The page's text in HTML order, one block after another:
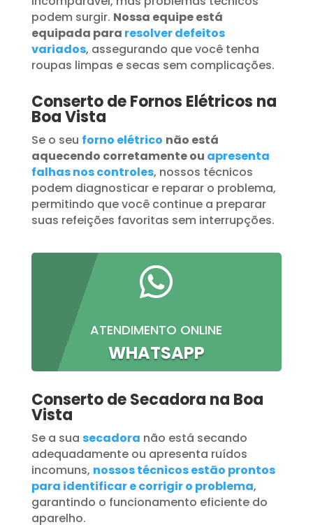
podem surgir. Nossa equipe está
equipada para resolver defeitos
variados, assegurando que você tenha
roupas limpas e secas sem complicações.
Conserto de Fornos Elétricos na
Boa Vista
Se o seu forno elétrico não está
aquecendo corretamente ou apresenta
falhas nos controles, nossos técnicos
podem diagnosticar e reparar o problema,
permitindo que você continue a preparar
suas refeições favoritas sem interrupções.

ATENDIMENTO ONLINE
WHATSAPP
Conserto de Secadora na Boa
Vista
Se a sua secadora não está secando
adequadamente ou apresenta ruídos
incomuns, nossos técnicos estão prontos
para identificar e corrigir o problema,
garantindo o funcionamento eficiente do
aparelho.